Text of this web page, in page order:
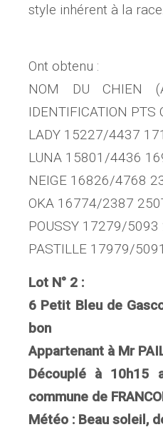
style inhérent à la race.
Ont obtenu :
NOM DU CHIEN
IDENTIFICATION PTS
LADY 15227/4437
LUNA 15801/4436
NEIGE 16826/4768
OKA 16774/2387
POUSSY 17279/
PASTILLE 17979/
Lot N° 2 :
6 Petit Bleu de
bon
Appartenant à Mr
Découplé à 10h15
commune de
Météo : Beau soleil,